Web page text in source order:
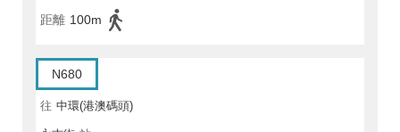
距離 100m
N680
往 中環(港澳碼頭)